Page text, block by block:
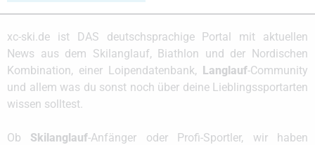
xc-ski.de ist DAS deutschsprachige Portal mit aktuellen
News aus dem Skilanglauf, Biathlon und der Nordischen
Kombination, einer Loipendatenbank, Langlauf-Community
und allem was du sonst noch über deine Lieblingssportarten
wissen solltest.
Ob Skilanglauf-Anfänger oder Profi-Sportler, wir haben